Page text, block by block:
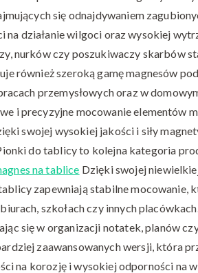
się odnajdywaniem
działanie wilgoci oraz wysokiej
nurków czy poszukiwaczy skarbów
również szeroką gamę magnesów
przemysłowych oraz w
i precyzyjne mocowanie elementów
swojej wysokiej jakości i siły
do tablicy to kolejna kategoria
na tablice Dzięki swojej
zapewniają stabilne mocowanie,
szkołach czy innych
się w organizacji notatek, planów
zaawansowanych wersji, która
na korozję i wysokiej odporności na